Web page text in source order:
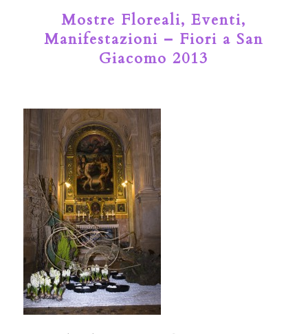
Mostre Floreali, Eventi,
Manifestazioni – Fiori a San
Giacomo 2013